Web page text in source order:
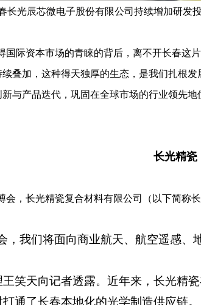
长光辰芯微电子股份有限公司持续增加研发
国际资本市场的青睐的背后，离不开长春这
叠加，这种得天独厚的生态，是我们扎根
与产品迭代，巩固在全球市场的行业领先地
长光精瓷
会，长光精瓷复合材料有限公司（以下简称
，我们将面向商业航天、航空遥感
笑天向记者透露。近年来，长光精
通了长春本地化的光学制造供应链。